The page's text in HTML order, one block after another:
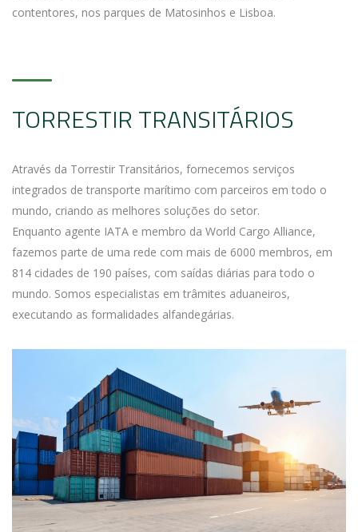
contentores, nos parques de Matosinhos e Lisboa.
TORRESTIR TRANSITÁRIOS
Através da Torrestir Transitários, fornecemos serviços
integrados de transporte marítimo com parceiros em todo o
mundo, criando as melhores soluções do setor.
Enquanto agente IATA e membro da World Cargo Alliance,
fazemos parte de uma rede com mais de 6000 membros, em
814 cidades de 190 países, com saídas diárias para todo o
mundo. Somos especialistas em trâmites aduaneiros,
executando as formalidades alfandegárias.